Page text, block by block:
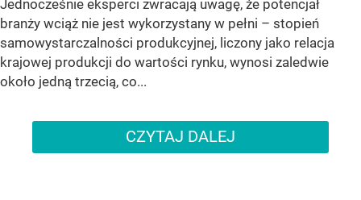
Jednocześnie eksperci zwracają uwagę, że potencjał
branży wciąż nie jest wykorzystany w pełni – stopień
samowystarczalności produkcyjnej, liczony jako relacja
krajowej produkcji do wartości rynku, wynosi zaledwie
około jedną trzecią, co...
CZYTAJ DALEJ